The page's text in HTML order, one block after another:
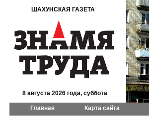
ШАХУНСКАЯ ГАЗЕТА
8 августа 2026 года, суббота
Главная Карта сайта